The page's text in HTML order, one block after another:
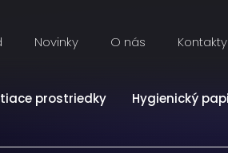
Novinky O nás Kontakty
prostriedky Hygienický